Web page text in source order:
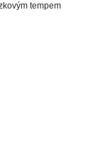
tempem